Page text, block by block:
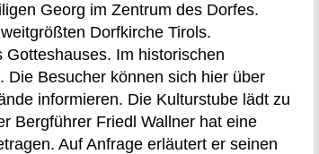
Georg im Zentrum des Dorfes.
Dorfkirche Tirols.
Im historischen
Die Besucher können sich hier über
informieren. Die Kulturstube lädt zu
Bergführer Friedl Wallner hat eine
Auf Anfrage erläutert er seinen